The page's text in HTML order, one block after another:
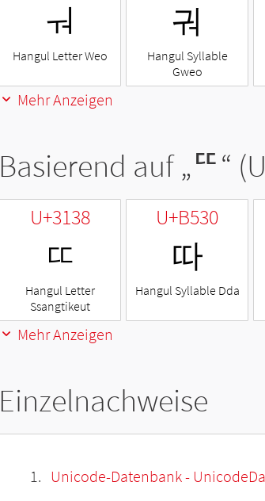
ㅝ
Hangul Letter Weo
궈
Hangul Syllable
Gweo
Mehr Anzeigen
Basierend auf „ᄄ“
U+3138
ㄸ
Hangul Letter
Ssangtikeut
U+B530
따
Hangul Syllable Dda
Mehr Anzeigen
Einzelnachweise
Unicode-Datenbank -